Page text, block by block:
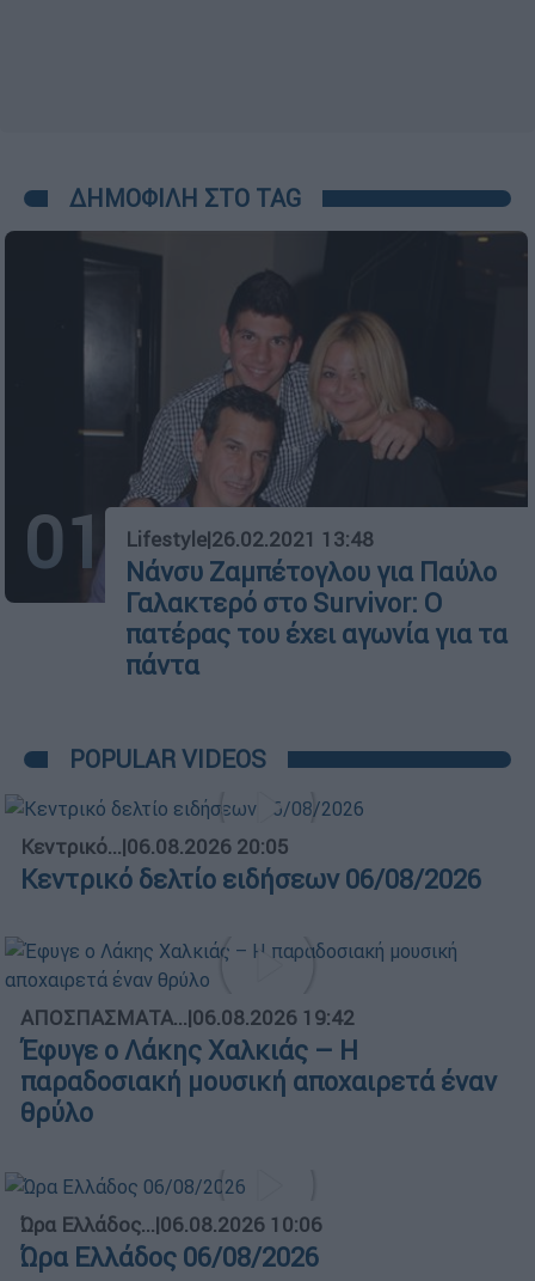
ΔΗΜΟΦΙΛΗ ΣΤΟ TAG
01 Lifestyle|26.02.2021 13:48
Νάνσυ Ζαμπέτογλου για Παύλο
Γαλακτερό στο Survivor: Ο
πατέρας του έχει αγωνία για τα
πάντα
POPULAR VIDEOS
Κεντρικό...|06.08.2026 20:05
Κεντρικό δελτίο ειδήσεων 06/08/2026
ΑΠΟΣΠΑΣΜΑΤΑ...|06.08.2026 19:42
Έφυγε ο Λάκης Χαλκιάς – Η
παραδοσιακή μουσική αποχαιρετά έναν
θρύλο
Ώρα Ελλάδος...|06.08.2026 10:06
Ώρα Ελλάδος 06/08/2026